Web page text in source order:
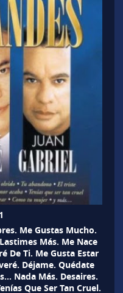
Me Gustas Mucho.
Más. Me Nace
De Ti. Me Gusta Estar
Déjame. Quédate
Nada Más. Desaires.
Que Ser Tan Cruel.